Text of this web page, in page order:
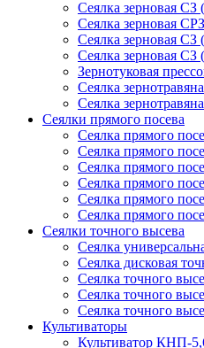
Сеялка зерновая
Сеялка зерновая
Сеялка зерновая СЗ
Сеялка зерновая СЗ
Зернотуковая
Сеялка
Сеялка
Сеялки прямого посева
Сеялка прямого
Сеялка прямого
Сеялка прямого
Сеялка прямого
Сеялка прямого
Сеялка прямого
Сеялки точного высева
Сеялка
Сеялка дисковая
Сеялка точного
Сеялка точного
Сеялка точного
Культиваторы
Культиватор КНП-